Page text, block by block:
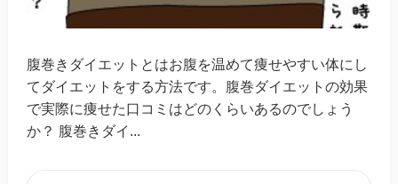
腹巻きダイエットとはお腹を温めて痩せやすい体にし
てダイエットをする方法です。腹巻ダイエットの効果
で実際に痩せた口コミはどのくらいあるのでしょう
か？ 腹巻きダイ...